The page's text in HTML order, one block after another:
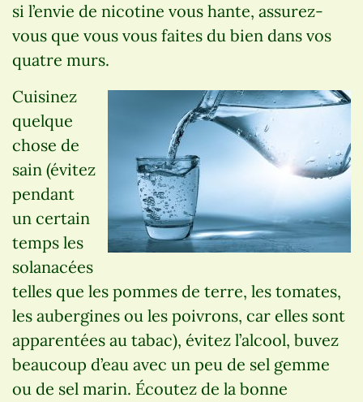
si l’envie de nicotine vous hante, assurez-
vous que vous vous faites du bien dans vos
quatre murs.
Cuisinez
quelque
chose de
sain (évitez
pendant
un certain
temps les
solanacées
telles que les pommes de terre, les tomates,
les aubergines ou les poivrons, car elles sont
apparentées au tabac), évitez l’alcool, buvez
beaucoup d’eau avec un peu de sel gemme
ou de sel marin. Écoutez de la bonne